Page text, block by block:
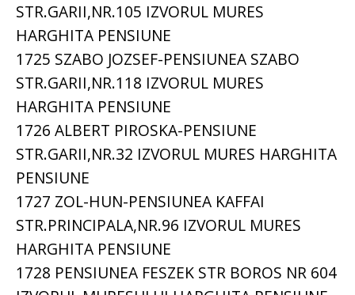
STR.GARII,NR.105 IZVORUL MURES
HARGHITA PENSIUNE
1725 SZABO JOZSEF-PENSIUNEA SZABO
STR.GARII,NR.118 IZVORUL MURES
HARGHITA PENSIUNE
1726 ALBERT PIROSKA-PENSIUNE
STR.GARII,NR.32 IZVORUL MURES HARGHITA
PENSIUNE
1727 ZOL-HUN-PENSIUNEA KAFFAI
STR.PRINCIPALA,NR.96 IZVORUL MURES
HARGHITA PENSIUNE
1728 PENSIUNEA FESZEK STR BOROS NR 604